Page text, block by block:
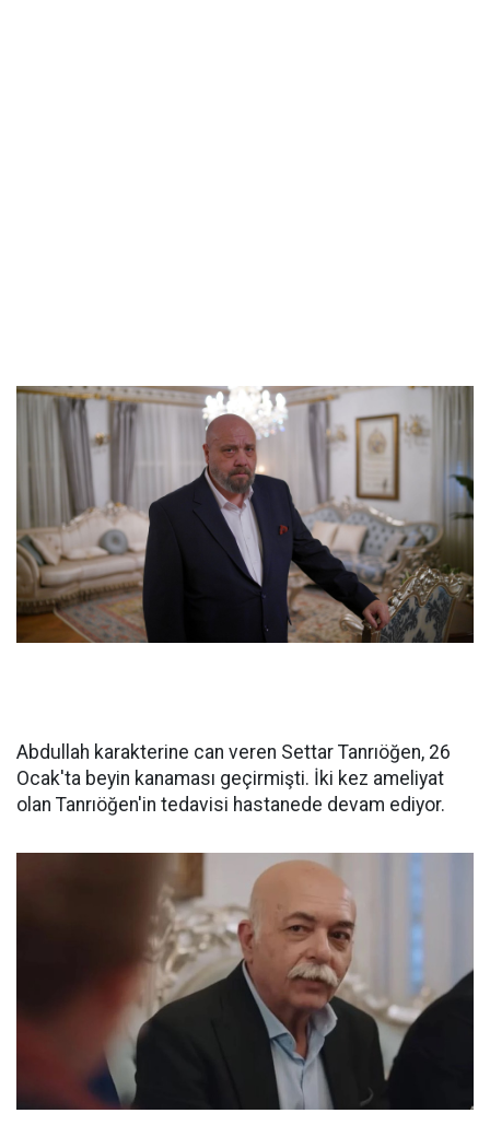
Abdullah karakterine can veren Settar Tanrıöğen, 26
Ocak'ta beyin kanaması geçirmişti. İki kez ameliyat
olan Tanrıöğen'in tedavisi hastanede devam ediyor.